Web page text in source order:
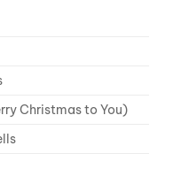
Christmas to You)